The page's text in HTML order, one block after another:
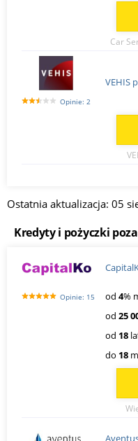
Car
Opinie: 2
VEHIS
Ostatnia aktualizacja: 05
Kredyty i pożyczki
Opinie: 15 od 4%
od 25
od 18
do 18